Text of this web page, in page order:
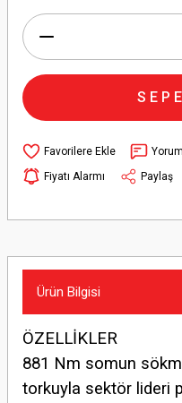
Fiyatı Alarmı
Paylaş
Ürün Bilgisi
ÖZELLİKLER
881 Nm somun
torkuyla sektör lideri